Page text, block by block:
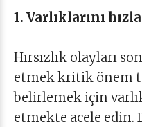
1. Varlıklarını
Hırsızlık olayları
etmek kritik önem
belirlemek için
etmekte acele edin.